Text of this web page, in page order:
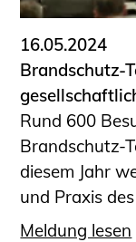
16.05.2024
Brandschutz-
Rund 600
Brandschutz-
diesem Jahr
und Praxis des
Meldung lesen